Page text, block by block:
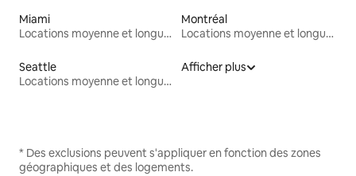
Miami
Locations moyenne et longue durée
Montréal
Locations moyenne et longue durée
Seattle
Locations moyenne et longue durée
Afficher plus
* Des exclusions peuvent s'appliquer en fonction des zones
géographiques et des logements.